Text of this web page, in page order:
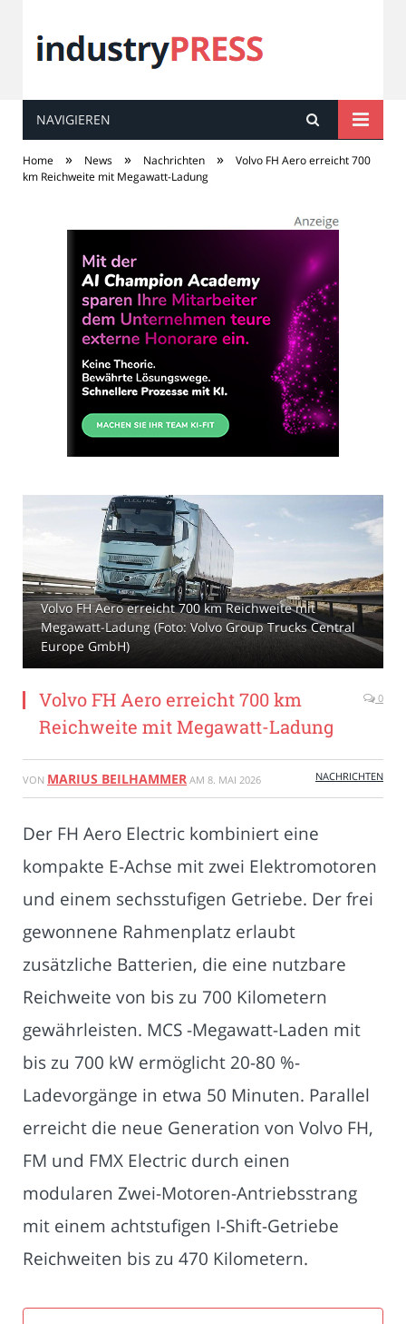
industryPRESS
NAVIGIEREN
Home » News » Nachrichten »
Volvo FH Aero erreicht 700
km Reichweite mit Megawatt-Ladung
Volvo FH Aero erreicht 700 km Reichweite mit
Megawatt-Ladung (Foto: Volvo Group Trucks Central
Europe GmbH)
Volvo FH Aero erreicht 700 km
Reichweite mit Megawatt-Ladung
0
VON MARIUS BEILHAMMER AM 8. MAI 2026 NACHRICHTEN
Der FH Aero Electric kombiniert eine
kompakte E-Achse mit zwei Elektromotoren
und einem sechsstufigen Getriebe. Der frei
gewonnene Rahmenplatz erlaubt
zusätzliche Batterien, die eine nutzbare
Reichweite von bis zu 700 Kilometern
gewährleisten. MCS -Megawatt-Laden mit
bis zu 700 kW ermöglicht 20-80 %-
Ladevorgänge in etwa 50 Minuten. Parallel
erreicht die neue Generation von Volvo FH,
FM und FMX Electric durch einen
modularen Zwei-Motoren-Antriebsstrang
mit einem achtstufigen I-Shift-Getriebe
Reichweiten bis zu 470 Kilometern.